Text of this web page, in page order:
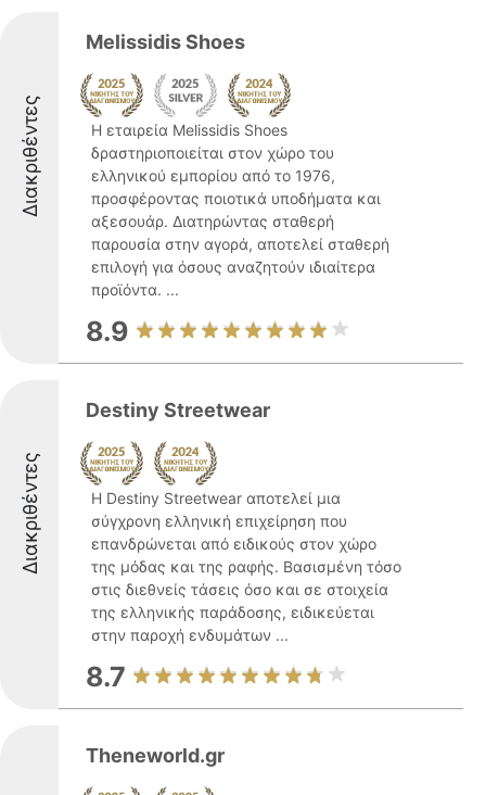
Διακριθέντες
Melissidis Shoes
Η εταιρεία Melissidis Shoes
δραστηριοποιείται στον χώρο του
ελληνικού εμπορίου από το 1976,
προσφέροντας ποιοτικά υποδήματα και
αξεσουάρ. Διατηρώντας σταθερή
παρουσία στην αγορά, αποτελεί σταθερή
επιλογή για όσους αναζητούν ιδιαίτερα
προϊόντα. ...
8.9
Διακριθέντες
Destiny Streetwear
Η Destiny Streetwear αποτελεί μια
σύγχρονη ελληνική επιχείρηση που
επανδρώνεται από ειδικούς στον χώρο
της μόδας και της ραφής. Βασισμένη τόσο
στις διεθνείς τάσεις όσο και σε στοιχεία
της ελληνικής παράδοσης, ειδικεύεται
στην παροχή ενδυμάτων ...
8.7
Theneworld.gr